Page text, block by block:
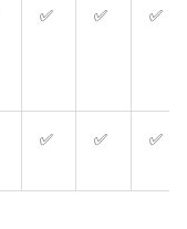
✅ ✅ ✅
✅ ✅ ✅